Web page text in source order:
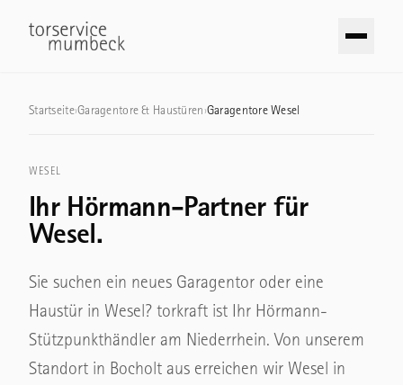
Garagentore
Sektionaltore
Schwingtore
Rolltore
TÜREN
Haustüren
TORE
Sektionaltore
Rolltore & Rollgitter
Hofschiebetore
Startseite›Garagentore & Haustüren›Garagentore Wesel
WESEL
Ihr Hörmann-Partner für
Wesel.
Sie suchen ein neues Garagentor oder eine
Haustür in Wesel? torkraft ist Ihr Hörmann-
Stützpunkthändler am Niederrhein. Von unserem
Standort in Bocholt aus erreichen wir Wesel in